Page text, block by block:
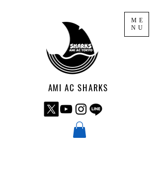
ME
NU
AMI AC SHARKS